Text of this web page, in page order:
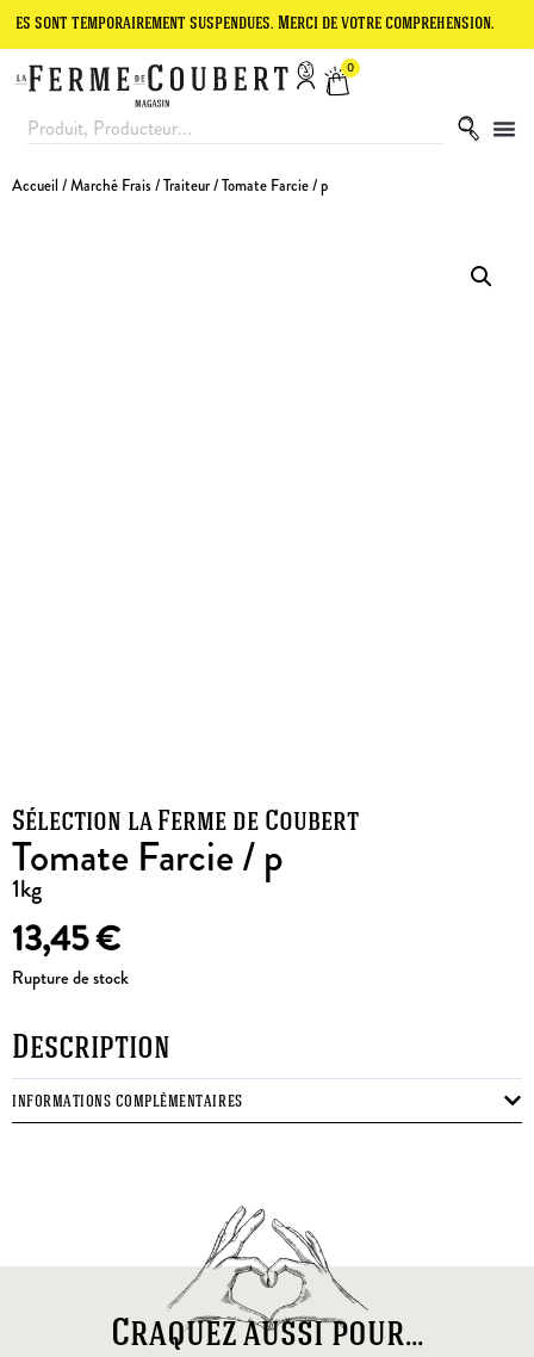
suspendues. Merci de votre compréhension. Le site
0
Accueil /Marché Frais/Traiteur/ Tomate Farcie / p
Sélection la Ferme de Coubert
Tomate Farcie / p
1kg
13,45€
Rupture de stock
Description
INFORMATIONS COMPLÉMENTAIRES
Craquez aussi pour...